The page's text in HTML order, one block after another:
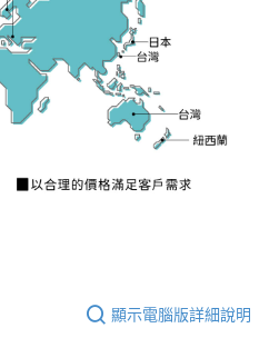
顯示電腦版詳細說明